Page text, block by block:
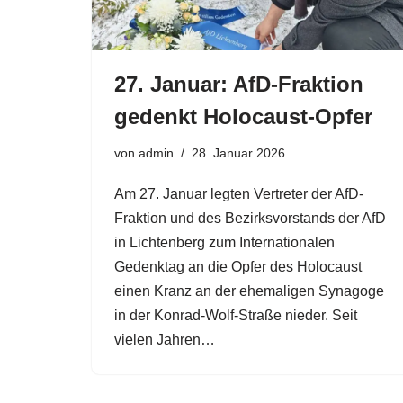
27. Januar: AfD-Fraktion
gedenkt Holocaust-Opfer
von admin 28. Januar 2026
Am 27. Januar legten Vertreter der AfD-
Fraktion und des Bezirksvorstands der AfD
in Lichtenberg zum Internationalen
Gedenktag an die Opfer des Holocaust
einen Kranz an der ehemaligen Synagoge
in der Konrad-Wolf-Straße nieder. Seit
vielen Jahren…